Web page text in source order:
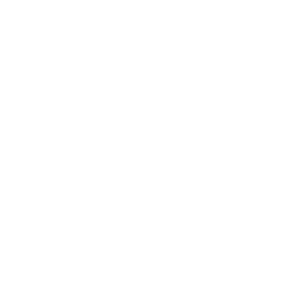
Versicherung.
Erkundigen Sie
der gesetzlichen
möchten, lassen Sie sich
beraten. Dort erhalten Sie die
Krankenkassen bieten diese auch